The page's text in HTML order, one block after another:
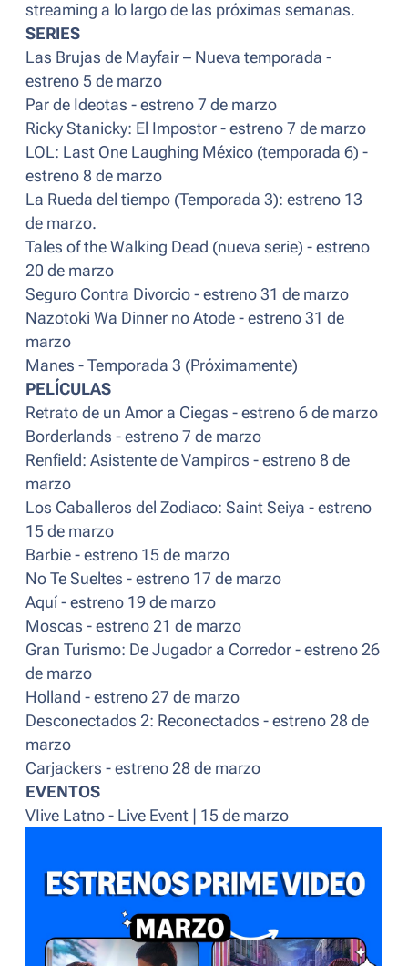
streaming a lo largo de las próximas semanas.
SERIES
Las Brujas de Mayfair – Nueva temporada -
estreno 5 de marzo
Par de Ideotas - estreno 7 de marzo
Ricky Stanicky: El Impostor - estreno 7 de marzo
LOL: Last One Laughing México (temporada 6) -
estreno 8 de marzo
La Rueda del tiempo (Temporada 3): estreno 13
de marzo.
Tales of the Walking Dead (nueva serie) - estreno
20 de marzo
Seguro Contra Divorcio - estreno 31 de marzo
Nazotoki Wa Dinner no Atode - estreno 31 de
marzo
Manes - Temporada 3 (Próximamente)
PELÍCULAS
Retrato de un Amor a Ciegas - estreno 6 de marzo
Borderlands - estreno 7 de marzo
Renfield: Asistente de Vampiros - estreno 8 de
marzo
Los Caballeros del Zodiaco: Saint Seiya - estreno
15 de marzo
Barbie - estreno 15 de marzo
No Te Sueltes - estreno 17 de marzo
Aquí - estreno 19 de marzo
Moscas - estreno 21 de marzo
Gran Turismo: De Jugador a Corredor - estreno 26
de marzo
Holland - estreno 27 de marzo
Desconectados 2: Reconectados - estreno 28 de
marzo
Carjackers - estreno 28 de marzo
EVENTOS
VIive Latno - Live Event | 15 de marzo